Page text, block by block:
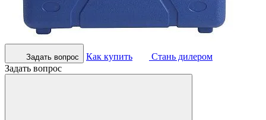
Задать вопрос Как купить
Стань дилером
Задать вопрос